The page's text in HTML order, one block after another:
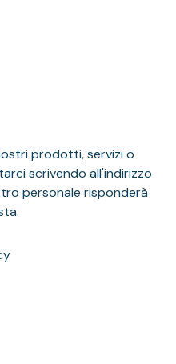
prodotti, servizi o
scrivendo all'indirizzo
personale risponderà